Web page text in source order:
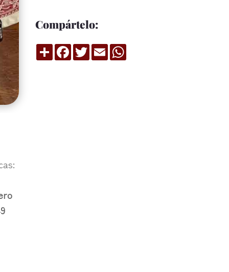
Compártelo:
CompartirFacebook
TwitterEmail WhatsApp